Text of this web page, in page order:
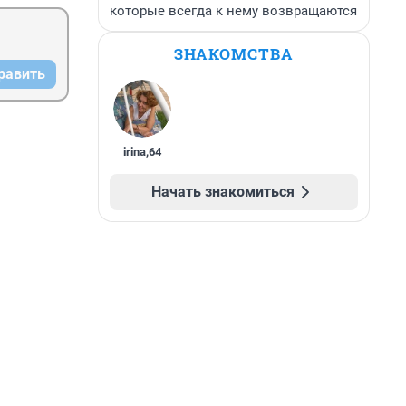
которые всегда к нему возвращаются
ЗНАКОМСТВА
irina,64
Начать знакомиться